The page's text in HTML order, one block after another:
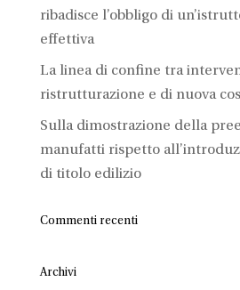
ribadisce l’obbligo di
effettiva
La linea di confine tra
ristrutturazione e di nuova
Sulla dimostrazione della
manufatti rispetto
di titolo edilizio
Commenti recenti
Archivi